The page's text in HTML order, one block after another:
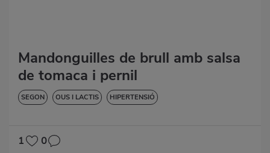
Mandonguilles de brull amb salsa
de tomaca i pernil
SEGON OUS I LACTIS HIPERTENSIÓ
1 0